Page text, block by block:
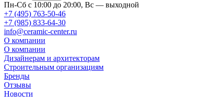
Пн-Сб с 10:00 до 20:00, Вс — выходной
+7 (495) 763-50-46
+7 (985) 833-64-30
info@ceramic-center.ru
О компании
О компании
Дизайнерам и архитекторам
Строительным организациям
Бренды
Отзывы
Новости